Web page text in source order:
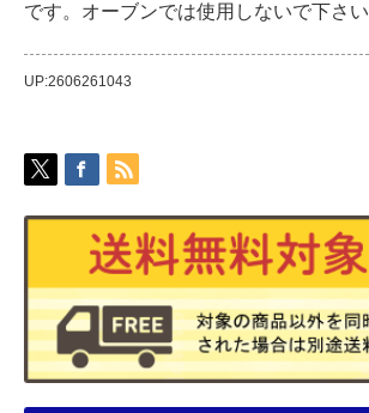
です。オーブンでは使用しないで下さい
UP:2606261043